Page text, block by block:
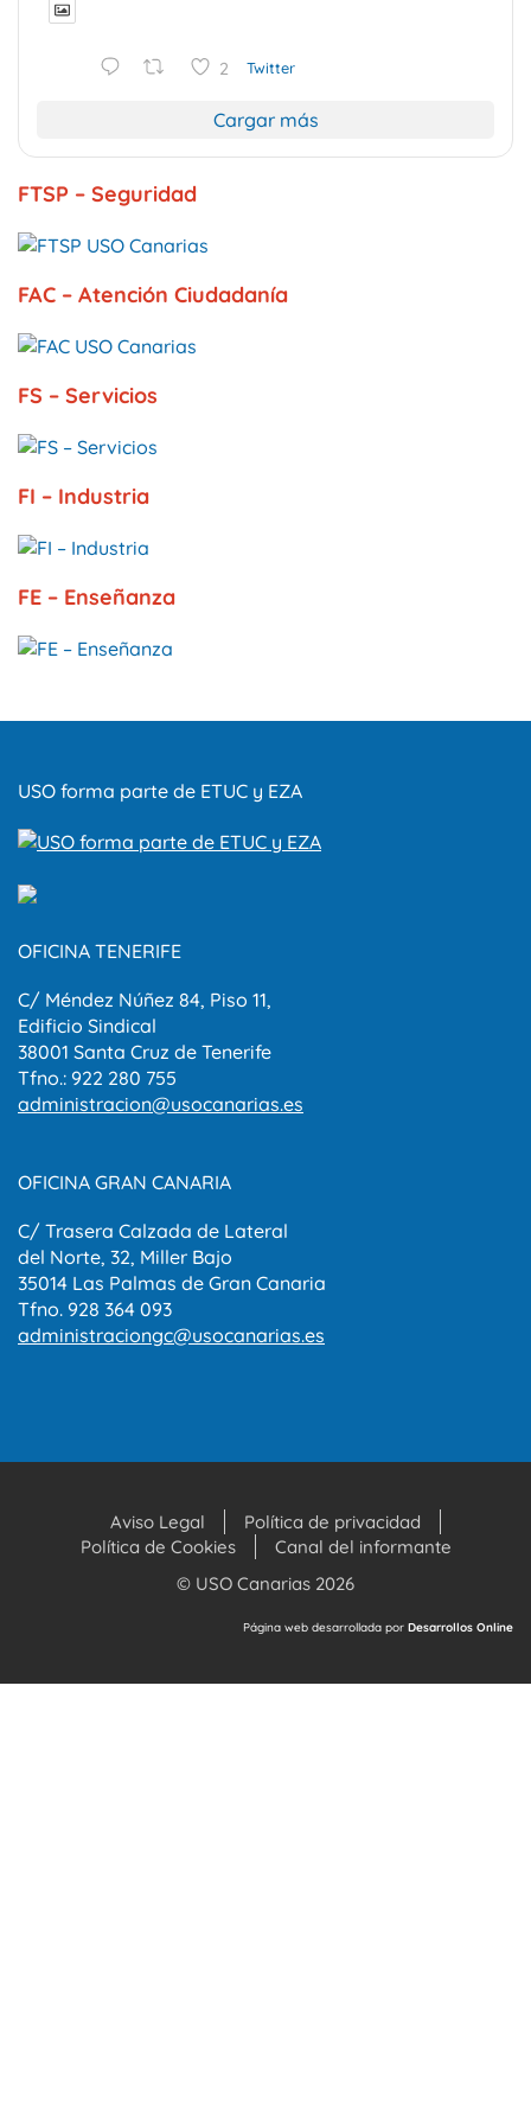
2 Twitter
Cargar más
FTSP – Seguridad
FAC – Atención Ciudadanía
FS – Servicios
FI – Industria
FE – Enseñanza
USO forma parte de ETUC y EZA
OFICINA TENERIFE
C/ Méndez Núñez 84, Piso 11,
Edificio Sindical
38001 Santa Cruz de Tenerife
Tfno.: 922 280 755
administracion@usocanarias.es
OFICINA GRAN CANARIA
C/ Trasera Calzada de Lateral
del Norte, 32, Miller Bajo
35014 Las Palmas de Gran Canaria
Tfno. 928 364 093
administraciongc@usocanarias.es
Aviso Legal
Política de privacidad
Política de Cookies
Canal del informante
© USO Canarias 2026
Página web desarrollada por Desarrollos Online